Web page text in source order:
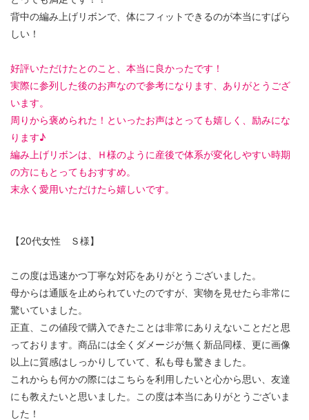
背中の編み上げリボンで、体にフィットできるのが本当にすばら
しい！
好評いただけたとのこと、本当に良かったです！
実際に参列した後のお声なので参考になります、ありがとうござ
います。
周りから褒められた！といったお声はとっても嬉しく、励みにな
ります♪
編み上げリボンは、Ｈ様のように産後で体系が変化しやすい時期
の方にもとってもおすすめ。
末永く愛用いただけたら嬉しいです。
【20代女性 Ｓ様】
この度は迅速かつ丁寧な対応をありがとうございました。
母からは通販を止められていたのですが、実物を見せたら非常に
驚いていました。
正直、この値段で購入できたことは非常にありえないことだと思
っております。商品には全くダメージが無く新品同様、更に画像
以上に質感はしっかりしていて、私も母も驚きました。
これからも何かの際にはこちらを利用したいと心から思い、友達
にも教えたいと思いました。この度は本当にありがとうございま
した！